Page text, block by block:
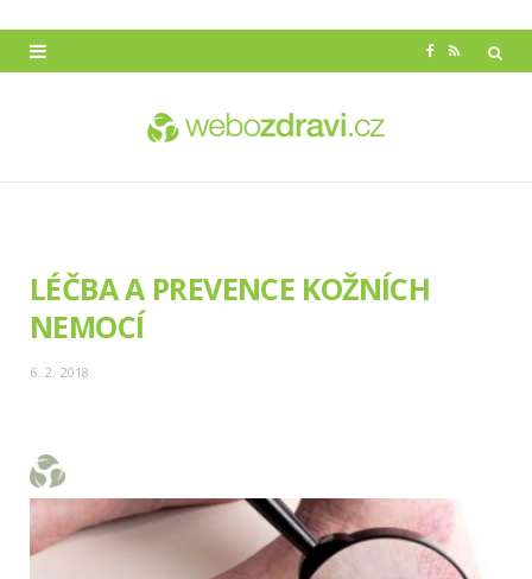
R
LÉČBA A PREVENCE KOŽNÍCH
NEMOCÍ
6. 2. 2018